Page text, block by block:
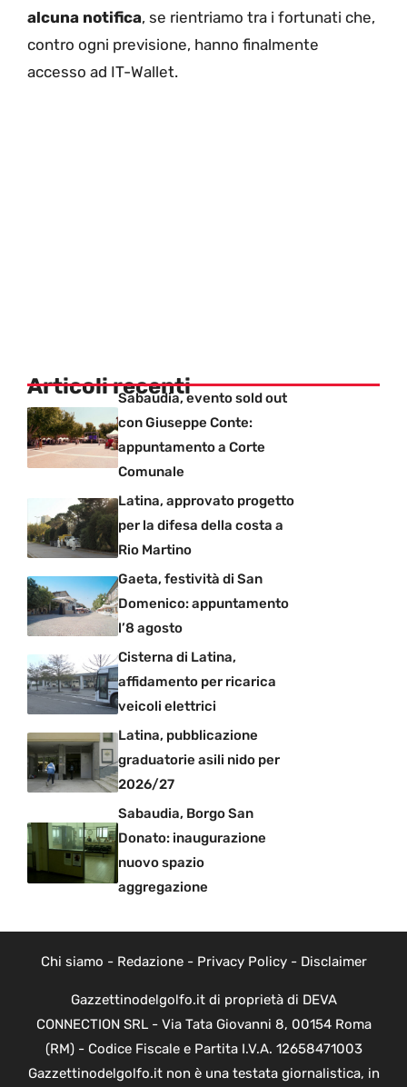
alcuna notifica, se rientriamo tra i fortunati che,
contro ogni previsione, hanno finalmente
accesso ad IT-Wallet.
Articoli recentiSabaudia, evento sold out
con Giuseppe Conte:
appuntamento a Corte
Comunale
Latina, approvato progetto
per la difesa della costa a
Rio Martino
Gaeta, festività di San
Domenico: appuntamento
l’8 agosto
Cisterna di Latina,
affidamento per ricarica
veicoli elettrici
Latina, pubblicazione
graduatorie asili nido per
2026/27
Sabaudia, Borgo San
Donato: inaugurazione
nuovo spazio
aggregazione
Chi siamo - Redazione- Privacy Policy- Disclaimer
Gazzettinodelgolfo.it di proprietà di DEVA
CONNECTION SRL - Via Tata Giovanni 8, 00154 Roma
(RM) - Codice Fiscale e Partita I.V.A. 12658471003
Gazzettinodelgolfo.it non è una testata giornalistica, in